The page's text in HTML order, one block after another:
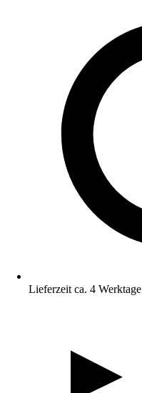
Lieferzeit ca. 4 Werktage